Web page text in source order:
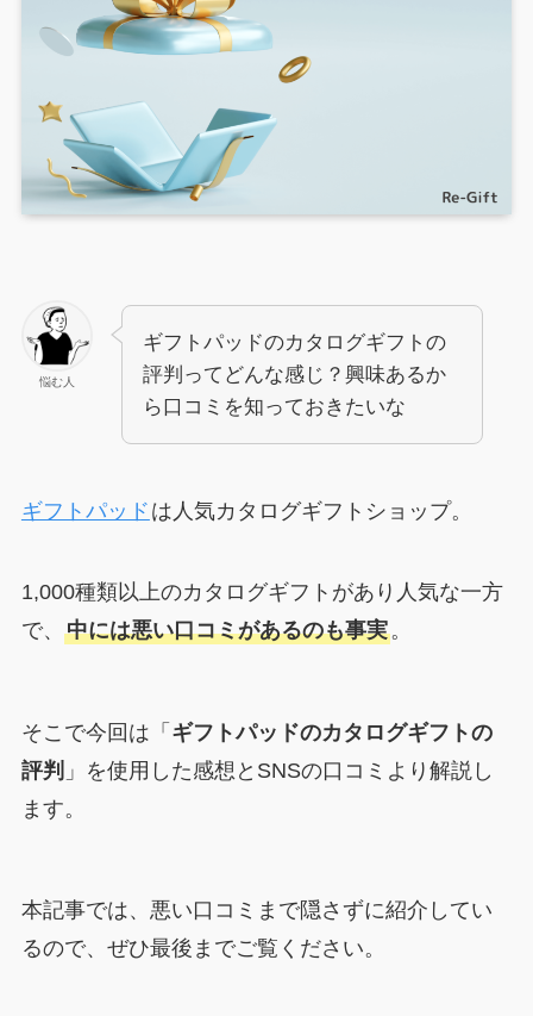
悩む人
ギフトパッドのカタログギフトの
評判ってどんな感じ？興味あるか
ら口コミを知っておきたいな
ギフトパッド は人気カタログギフトショップ。
1,000種類以上のカタログギフトがあり人気な一方
で、 中には悪い口コミがあるのも事実。
そこで今回は「 ギフトパッドのカタログギフトの
評判 」を使用した感想とSNSの口コミより解説し
ます。
本記事では、悪い口コミまで隠さずに紹介してい
るので、ぜひ最後までご覧ください。